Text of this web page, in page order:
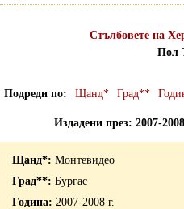
Стълбовете на
Пол
Подреди по Щанд* Град**
Издадени през: 2007-
Монтевидео
Бургас
2007-2008 г.